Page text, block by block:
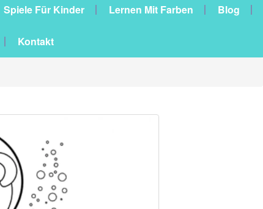
Spiele Für Kinder Lernen Mit Farben Blog
Kontakt